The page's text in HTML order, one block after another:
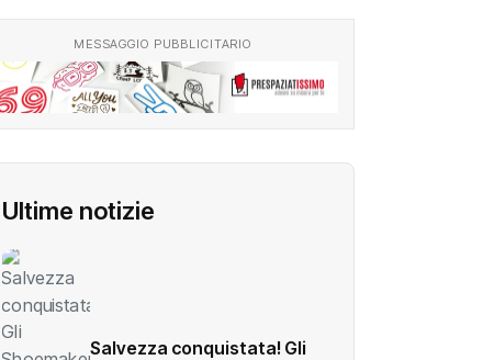
MESSAGGIO PUBBLICITARIO
Ultime notizie
Salvezza conquistata! Gli